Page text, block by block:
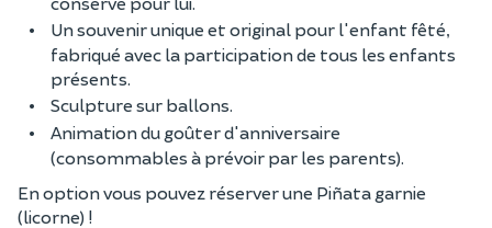
Un souvenir unique et original pour l'enfant fêté,
fabriqué avec la participation de tous les enfants
présents.
Sculpture sur ballons.
Animation du goûter d'anniversaire
(consommables à prévoir par les parents).
En option vous pouvez réserver une Piñata garnie
(licorne) !